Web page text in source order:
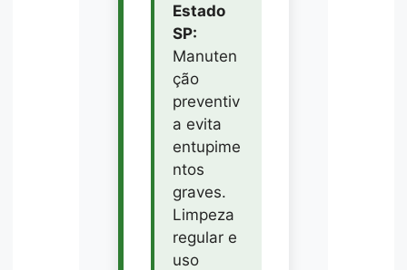
Estado
SP:
Manuten
ção
preventiv
a evita
entupime
ntos
graves.
Limpeza
regular e
uso